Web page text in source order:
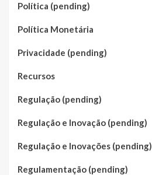
Política (pending)
Política Monetária
Privacidade (pending)
Recursos
Regulação (pending)
Regulação e Inovação (pending)
Regulação e Inovações (pending)
Regulamentação (pending)